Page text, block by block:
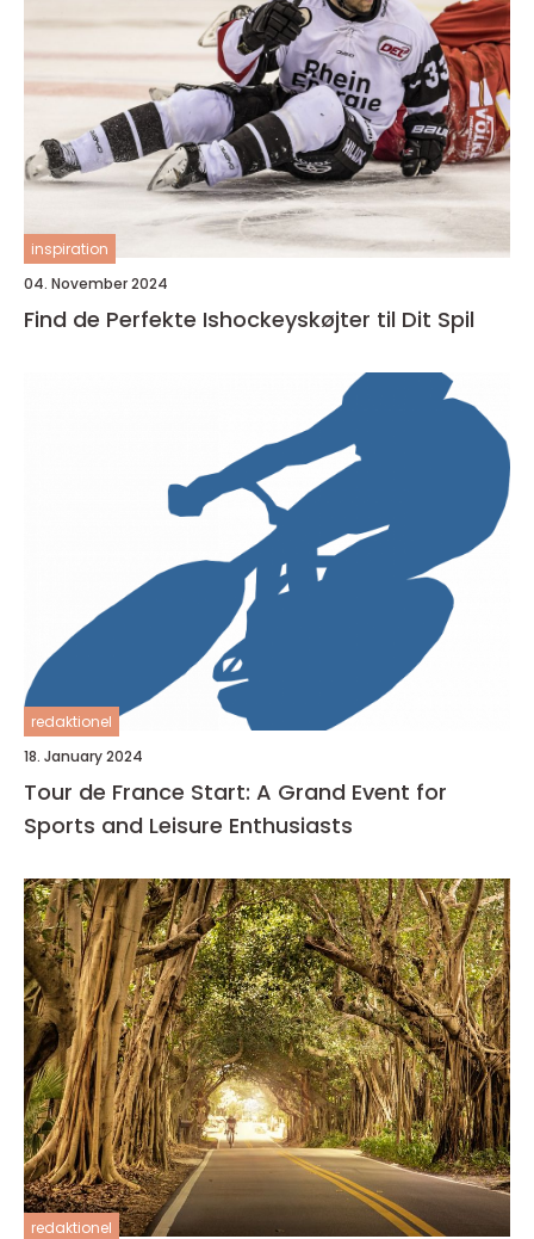
inspiration
04. November 2024
Find de Perfekte Ishockeyskøjter til Dit Spil
redaktionel
18. January 2024
Tour de France Start: A Grand Event for
Sports and Leisure Enthusiasts
redaktionel